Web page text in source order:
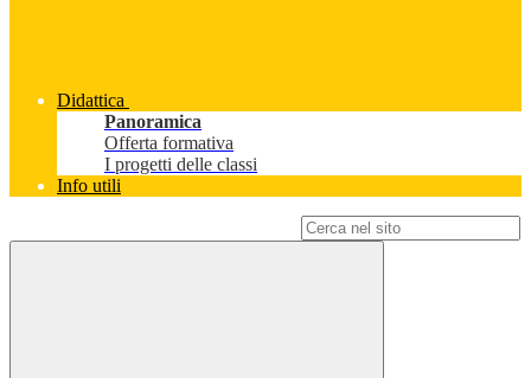
Didattica
Panoramica
Offerta formativa
I progetti delle classi
Info utili